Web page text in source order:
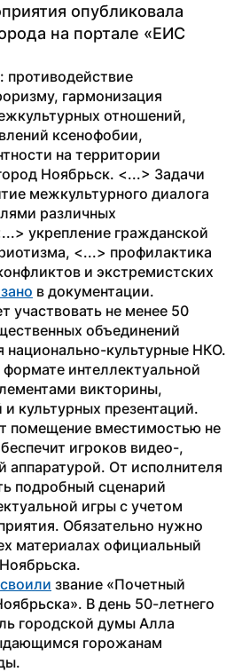
опубликовала
на портале «ЕИС
противодействие
гармонизация
отношений,
ксенофобии,
на территории
Ноябрьск. <...> Задачи
межкультурного диалога
различных
укрепление гражданской
<...> профилактика
и экстремистских
в документации.
участвовать не менее 50
объединений
национально-культурные НКО.
интеллектуальной
викторины,
культурных презентаций.
помещение вместимостью не
игроков видео-,
аппаратурой. От исполнителя
подробный сценарий
игры с учетом
Обязательно нужно
материалах официальный
звание «Почетный
В день 50-летнего
городской думы Алла
горожанам